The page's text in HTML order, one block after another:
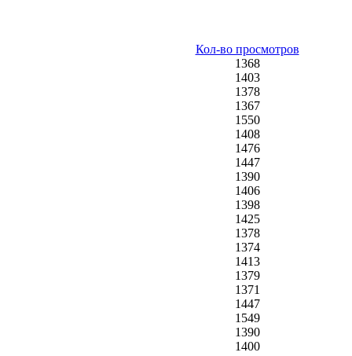
Кол-во просмотров
1368
1403
1378
1367
1550
1408
1476
1447
1390
1406
1398
1425
1378
1374
1413
1379
1371
1447
1549
1390
1400